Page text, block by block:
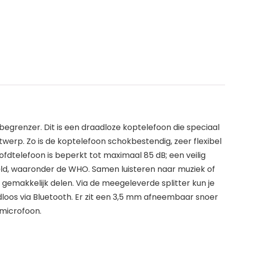
Dit is een draadloze koptelefoon die speciaal
Zo is de koptelefoon schokbestendig, zeer flexibel
is beperkt tot maximaal 85 dB; een veilig
waaronder de WHO. Samen luisteren naar muziek of
delen. Via de meegeleverde splitter kun je
via Bluetooth. Er zit een 3,5 mm afneembaar snoer